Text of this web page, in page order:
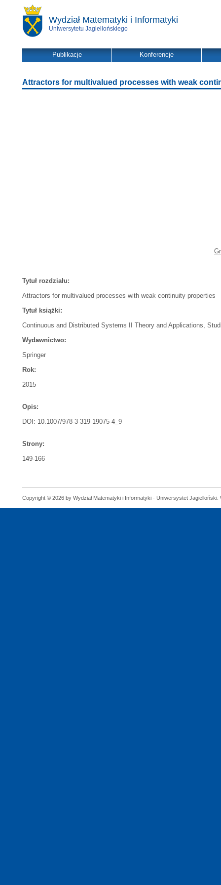
Wydział Matematyki i Informatyki
Uniwersytetu Jagiellońskiego
Publikacje Konferencje
Attractors for multivalued processes with weak
Tytuł rozdziału:
Attractors for multivalued processes with weak continuity properties
Tytuł książki:
Continuous and Distributed Systems II Theory and Applications,
Wydawnictwo:
Springer
Rok:
2015
Opis:
DOI: 10.1007/978-3-319-19075-4_9
Strony:
149-166
Copyright © 2026 by Wydział Matematyki i Informatyki - Uniwersystet